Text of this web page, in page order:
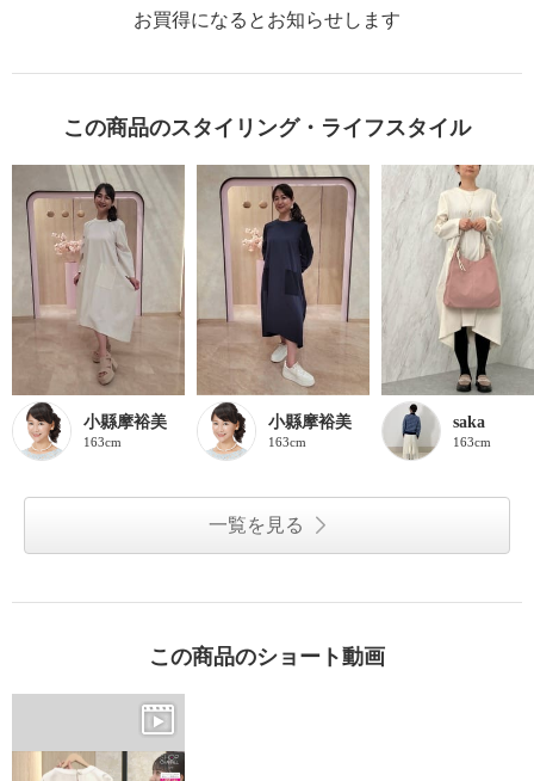
お買得になるとお知らせします
この商品のスタイリング・ライフスタイル
小縣摩裕美
163cm
小縣摩裕美
163cm
saka
163cm
一覧を見る
この商品のショート動画